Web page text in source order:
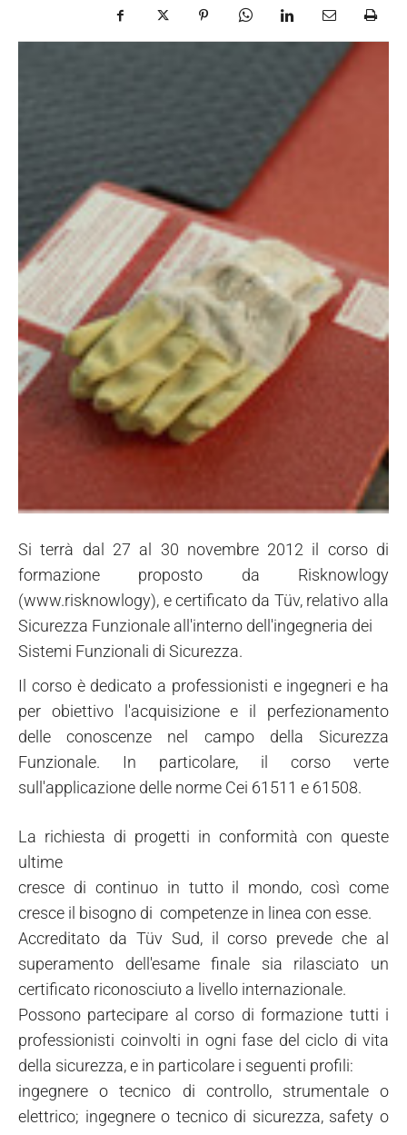
Si terrà dal 27 al 30 novembre 2012 il corso di
formazione proposto da Risknowlogy
(www.risknowlogy), e certificato da Tüv, relativo alla
Sicurezza Funzionale all'interno dell'ingegneria dei
Sistemi Funzionali di Sicurezza.
Il corso è dedicato a professionisti e ingegneri e ha
per obiettivo l'acquisizione e il perfezionamento
delle conoscenze nel campo della Sicurezza
Funzionale. In particolare, il corso verte
sull'applicazione delle norme Cei 61511 e 61508.
La richiesta di progetti in conformità con queste
ultime
cresce di continuo in tutto il mondo, così come
cresce il bisogno di competenze in linea con esse.
Accreditato da Tüv Sud, il corso prevede che al
superamento dell'esame finale sia rilasciato un
certificato riconosciuto a livello internazionale.
Possono partecipare al corso di formazione tutti i
professionisti coinvolti in ogni fase del ciclo di vita
della sicurezza, e in particolare i seguenti profili:
ingegnere o tecnico di controllo, strumentale o
elettrico; ingegnere o tecnico di sicurezza, safety o